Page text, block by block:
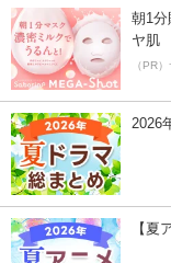
朝1分
ヤ肌
（PR
2026
【夏